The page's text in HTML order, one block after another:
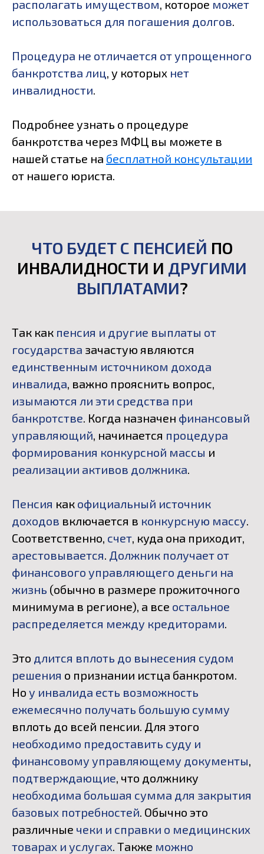
располагать имуществом, которое может
использоваться для погашения долгов.
Процедура не отличается от упрощенного
банкротства лиц, у которых нет
инвалидности.
Подробнее узнать о процедуре
банкротства через МФЦ вы можете в
нашей статье на бесплатной консультации
от нашего юриста.
ЧТО БУДЕТ С ПЕНСИЕЙ ПО
ИНВАЛИДНОСТИ И ДРУГИМИ
ВЫПЛАТАМИ?
Так как пенсия и другие выплаты от
государства зачастую являются
единственным источником дохода
инвалида, важно прояснить вопрос,
изымаются ли эти средства при
банкротстве. Когда назначен финансовый
управляющий, начинается процедура
формирования конкурсной массы и
реализации активов должника.
Пенсия как официальный источник
доходов включается в конкурсную массу.
Соответственно, счет, куда она приходит,
арестовывается. Должник получает от
финансового управляющего деньги на
жизнь (обычно в размере прожиточного
минимума в регионе), а все остальное
распределяется между кредиторами.
Это длится вплоть до вынесения судом
решения о признании истца банкротом.
Но у инвалида есть возможность
ежемесячно получать большую сумму
вплоть до всей пенсии. Для этого
необходимо предоставить суду и
финансовому управляющему документы,
подтверждающие, что должнику
необходима большая сумма для закрытия
базовых потребностей. Обычно это
различные чеки и справки о медицинских
товарах и услугах. Также можно